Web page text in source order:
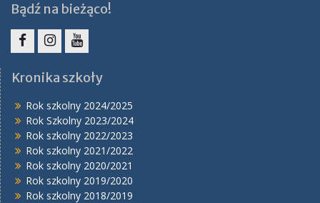
Bądź na bieżąco!
Kronika szkoły
Rok szkolny 2024/2025
Rok Szkolny 2023/2024
Rok szkolny 2022/2023
Rok szkolny 2021/2022
Rok szkolny 2020/2021
Rok szkolny 2019/2020
Rok szkolny 2018/2019